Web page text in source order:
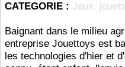
CATEGORIE : Jeux, jouets
Baignant dans le milieu
entreprise Jouettoys est
les technologies d'hier et